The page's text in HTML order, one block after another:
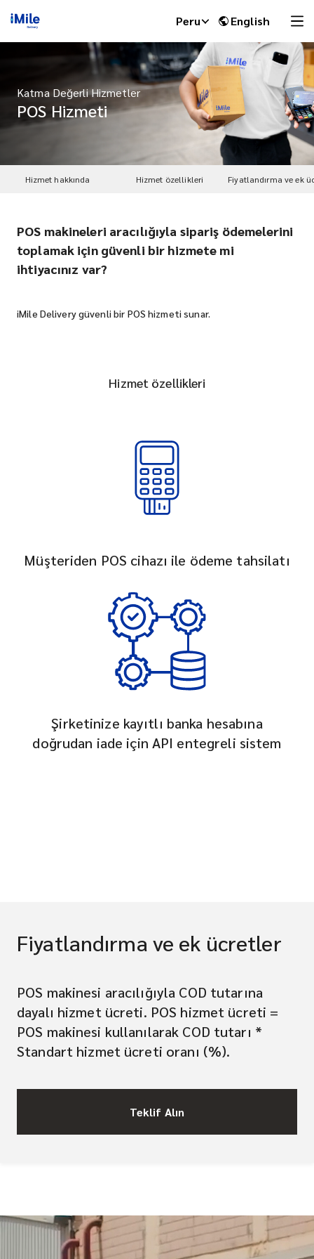
Peru English
Katma Değerli Hizmetler
POS Hizmeti
Hizmet hakkında Hizmet özellikleri Fiyatlandırma ve ek
POS makineleri aracılığıyla sipariş ödemelerini
toplamak için güvenli bir hizmete mi
ihtiyacınız var?
iMile Delivery güvenli bir POS hizmeti sunar.
Hizmet özellikleri
Müşteriden POS cihazı ile ödeme tahsilatı
Şirketinize kayıtlı banka hesabına
doğrudan iade için API entegreli sistem
Fiyatlandırma ve ek ücretler
POS makinesi aracılığıyla COD tutarına
dayalı hizmet ücreti. POS hizmet ücreti =
POS makinesi kullanılarak COD tutarı *
Standart hizmet ücreti oranı (%).
Teklif Alın
iMile Chat